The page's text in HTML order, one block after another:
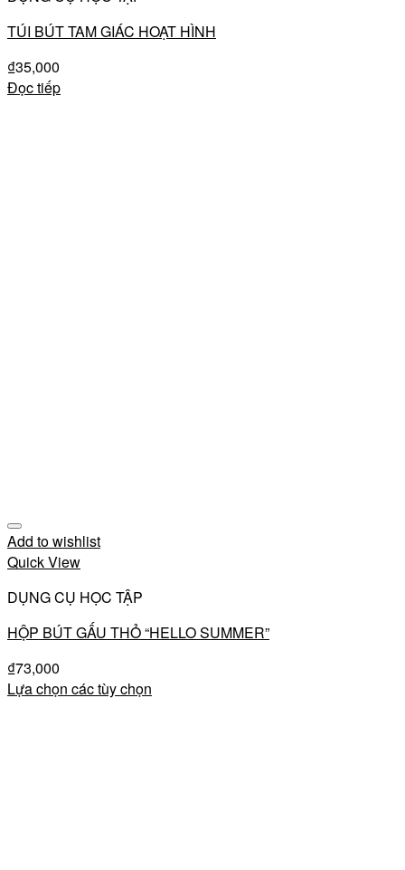
TÚI BÚT TAM GIÁC HOẠT HÌNH
₫35,000
Đọc tiếp
Add to wishlist
Quick View
DỤNG CỤ HỌC TẬP
HỘP BÚT GẤU THỎ “HELLO SUMMER”
₫73,000
Lựa chọn các tùy chọn